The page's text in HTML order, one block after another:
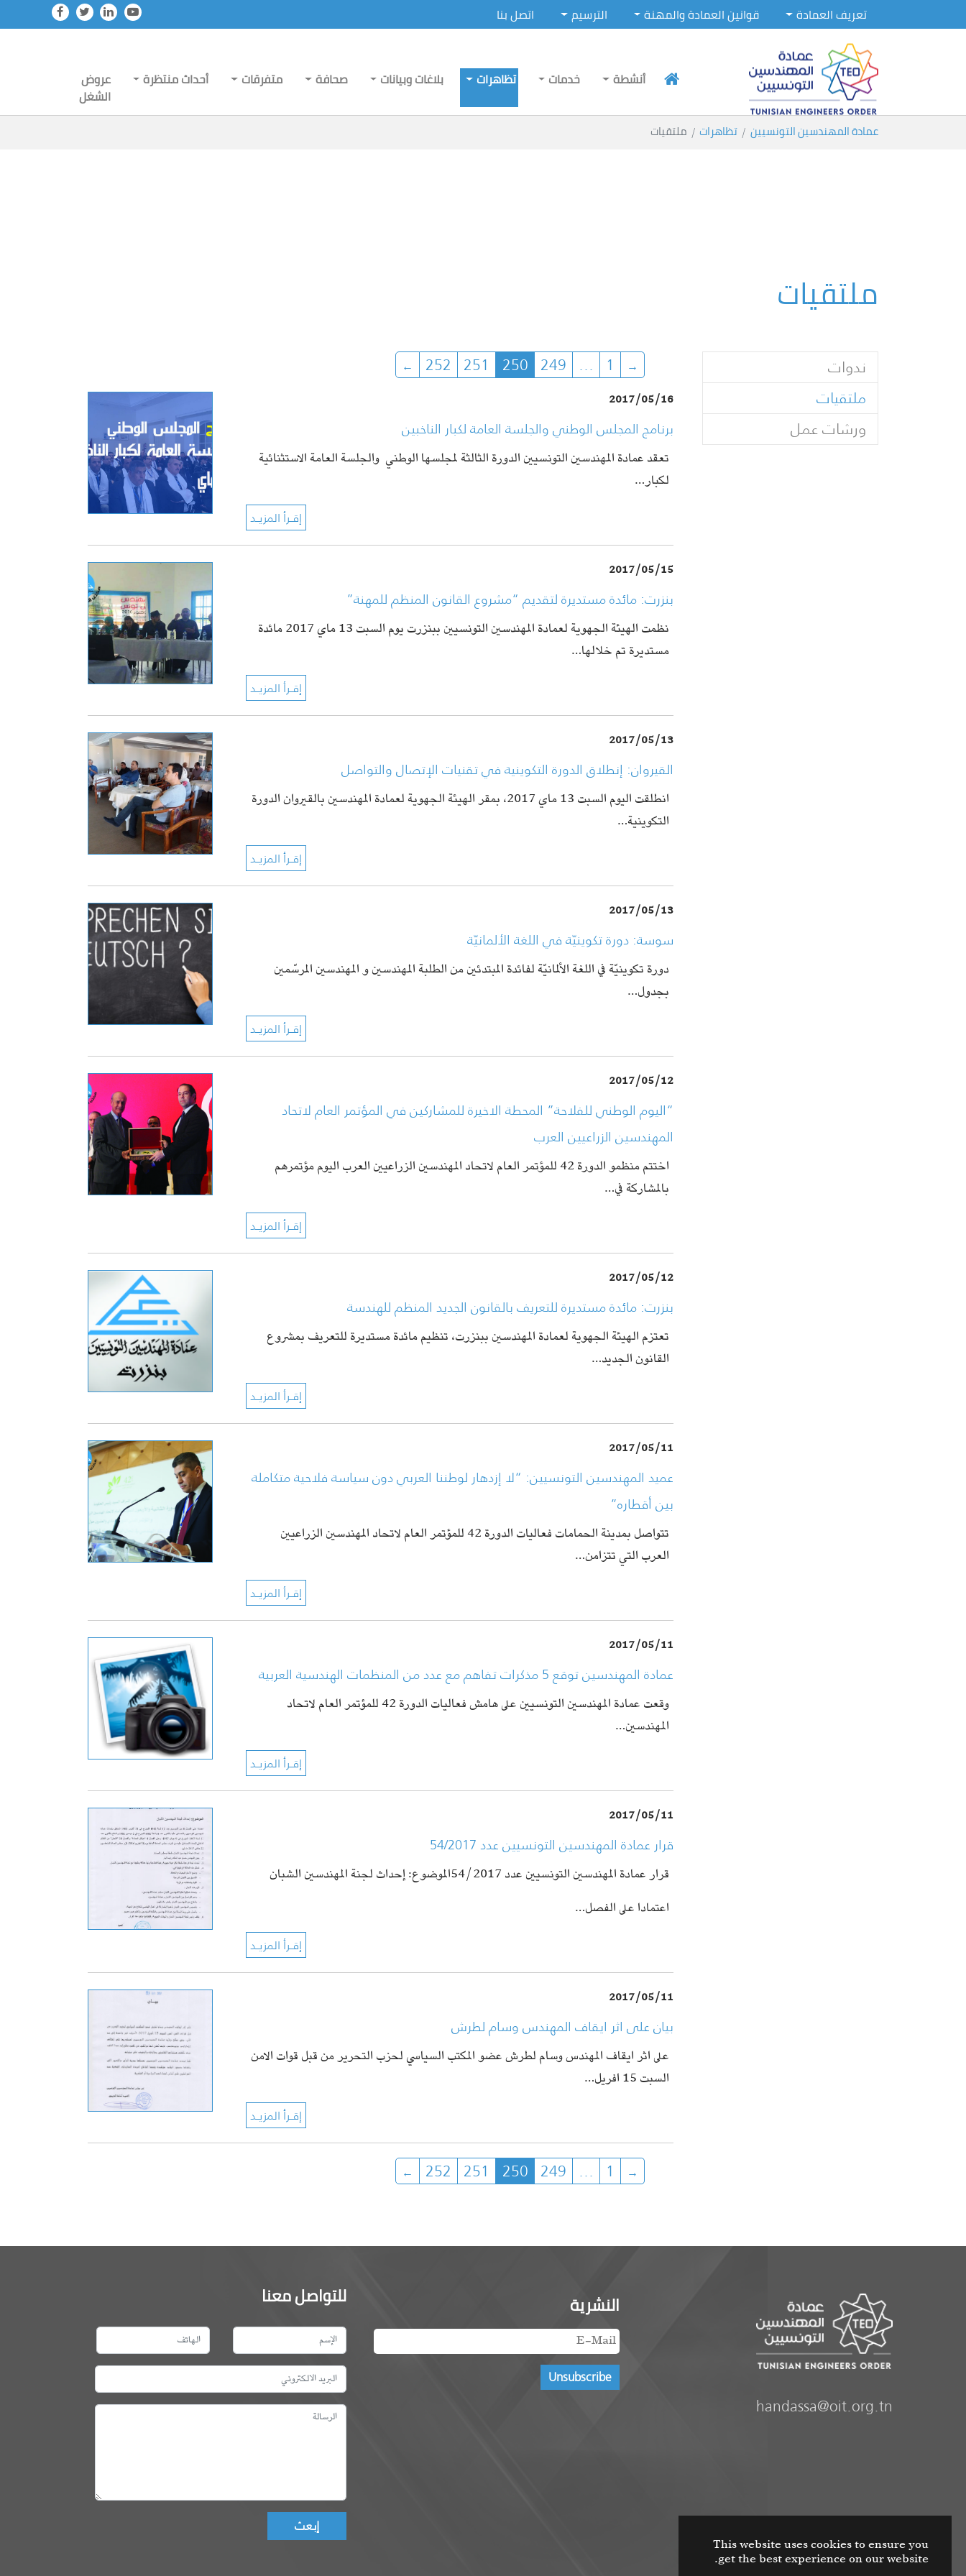
This website uses cookies to ensure you
get the best experience on our website.
Skip to main content
تعريف العمادة قوانين العمادة والمهنة الترسيم اتصل بنا
أنشطة خدمات تظاهرات بلاغات وبيانات صحافة متفرقات أحداث منتظرة
عروض
الشغل
You are here:
عمادة المهندسين التونسيين تظاهرات ملتقيات
ملتقيات
ندوات
ملتقيات
(current)
ورشات عمل
1
…
249
250
251
252
2017/05/16
برنامج المجلس الوطني والجلسة العامة لكبار الناخبين
تعقد عمادة المهندسين التونسيين الدورة الثالثة لمجلسها الوطني والجلسة العامة الاستثنائية
لكبار…
2017/05/15
بنزرت: مائدة مستديرة لتقديم “مشروع القانون المنظم للمهنة”
نظمت الهيئة الجهوية لعمادة المهندسين التونسيين ببنزرت يوم السبت 13 ماي 2017 مائدة
مستديرة تم خلالها…
2017/05/13
القيروان: إنطلاق الدورة التكوينية في تقنيات الإتصال والتواصل
انطلقت اليوم السبت 13 ماي 2017، بمقر الهيئة الجهوية لعمادة المهندسين بالقيروان الدورة
التكوينية…
2017/05/13
سوسة: دورة تكوينيّة في اللغة الألمانيّة
دورة تكوينيّة في اللغة الألمانيّة لفائدة المبتدئين من الطلبة المهندسين و المهندسين المرسّمين
بجدول…
2017/05/12
“اليوم الوطني للفلاحة” المحطة الاخيرة للمشاركين في المؤتمر العام لاتحاد
المهندسين الزراعيين العرب
اختتم منظمو الدورة 42 للمؤتمر العام لاتحاد المهندسين الزراعيين العرب اليوم مؤتمرهم
بالمشاركة في…
2017/05/12
بنزرت: مائدة مستديرة للتعريف بالقانون الجديد المنظم للهندسة
تعتزم الهيئة الجهوية لعمادة المهندسين ببنزرت، تنظيم مائدة مستديرة للتعريف بمشروع
القانون الجديد…
2017/05/11
عميد المهندسين التونسيين: “لا إزدهار لوطننا العربي دون سياسة فلاحية متكاملة
بين أقطاره”
تتواصل بمدينة الحمامات فعاليات الدورة 42 للمؤتمر العام لاتحاد المهندسين الزراعيين
العرب التي تتزامن…
2017/05/11
عمادة المهندسين توقع 5 مذكرات تفاهم مع عدد من المنظمات الهندسية العربية
وقعت عمادة المهندسين التونسيين على هامش فعاليات الدورة 42 للمؤتمر العام لاتحاد
المهندسين…
2017/05/11
قرار عمادة المهندسين التونسيين عدد 54/2017
قرار عمادة المهندسين التونسيين عدد 54/2017 الموضوع:إحداث لجنة المهندسين الشبان
اعتمادا على الفصل…
2017/05/11
بيان على اثر ايقاف المهندس وسام لطرش
على اثر ايقاف المهندس وسام لطرش عضو المكتب السياسي لحزب التحرير من قبل قوات الامن
السبت 15 افريل…
1
…
249
250
251
252
handassa@oit.org.tn
النشرية للتواصل معنا